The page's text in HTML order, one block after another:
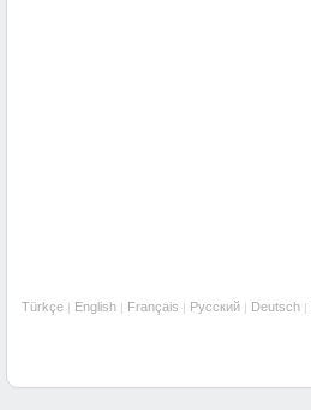
Türkçe| English| Français | Русский| Deutsch|